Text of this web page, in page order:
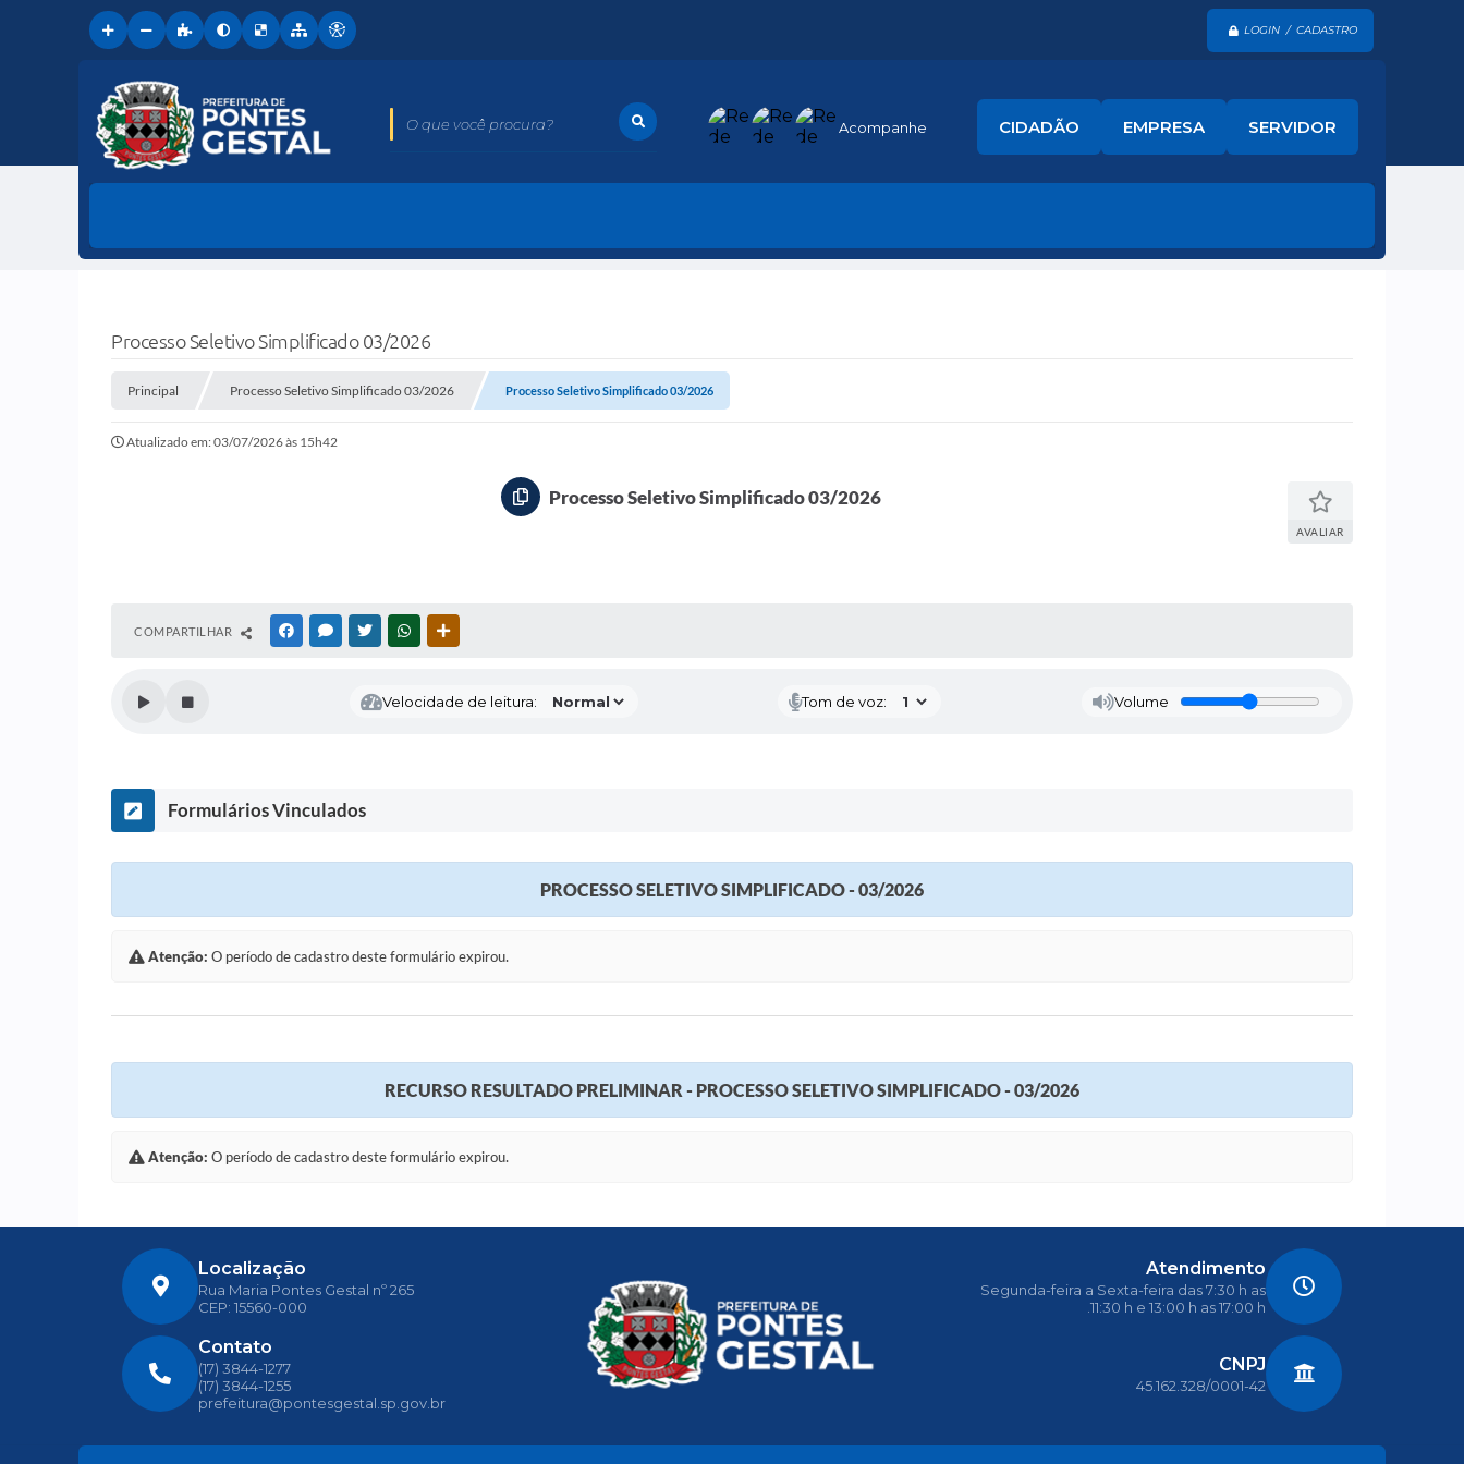
LOGIN / CADASTRO
O que você procura? Acompanhe CIDADÃO EMPRESA SERVIDOR
Processo Seletivo Simplificado 03/2026
Principal Processo Seletivo Simplificado 03/2026 Processo Seletivo Simplificado 03/2026
Atualizado em: 03/07/2026 às 15h42
Processo Seletivo Simplificado 03/2026
AVALIAR
COMPARTILHAR FACEBOOKMESSENGER
TWITTERWHATSAPP
Velocidade de leitura: Tom de voz: Volume
Formulários Vinculados
PROCESSO SELETIVO SIMPLIFICADO - 03/2026
Atenção: O período de cadastro deste formulário expirou.
RECURSO RESULTADO PRELIMINAR - PROCESSO SELETIVO SIMPLIFICADO - 03/2026
Atenção: O período de cadastro deste formulário expirou.
Localização
Rua Maria Pontes Gestal nº 265
CEP: 15560-000
Contato
(17) 3844-1277
(17) 3844-1255
prefeitura@pontesgestal.sp.gov.br
Atendimento
Segunda-feira a Sexta-feira das 7:30 h as
11:30 h e 13:00 h as 17:00 h.
CNPJ
45.162.328/0001-42